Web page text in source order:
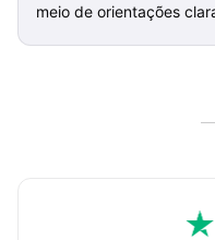
meio de orientações